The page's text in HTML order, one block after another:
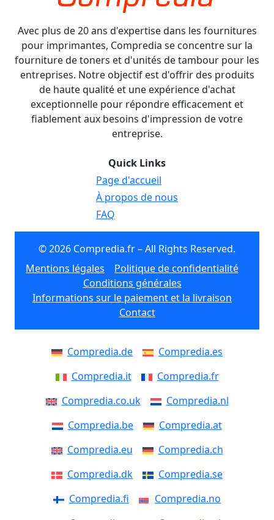
Avec plus de 20 ans d'expertise dans les fournitures
pour imprimantes, Compredia se concentre sur la
fourniture de toners et d'unités de tambour pour les
entreprises. Notre objectif est d'offrir des produits
de haute qualité et une expérience d'achat
exceptionnelle pour répondre efficacement et
fiablement aux besoins d'impression de votre
entreprise.
Quick Links
Page d'accueil
À propos de nous
FAQ
© 2026 Compredia.fr – All Rights Reserved.
Mentions légales
Politique de confidentialité
Conditions générales
Informations sur le paiement et la livraison
Contact
Compredia.de
Compredia.es
Compredia.it
Compredia.fr
Compredia.co.uk
Compredia.nl
Compredia.be
Compredia.at
Compredia.eu
Compredia.ch
Compredia.dk
Compredia.se
Compredia.fi
Compredia.no